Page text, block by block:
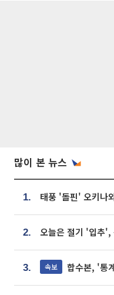
많이 본 뉴스
1.
2. 오늘은 절기 '입추',
3. 속보 합수본, '통계 조